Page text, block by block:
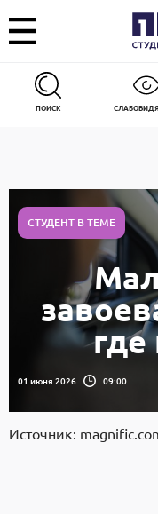
ПОИСК
СТУДЕНТ В ТЕМЕ
где
01 июня 2026 09:00
Источник: